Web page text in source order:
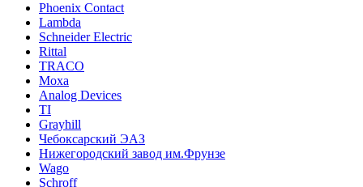
Phoenix Contact
Lambda
Schneider Electric
Rittal
TRACO
Moxa
Analog Devices
TI
Grayhill
Чебоксарский ЭАЗ
Нижегородский завод им.Фрунзе
Wago
Schroff